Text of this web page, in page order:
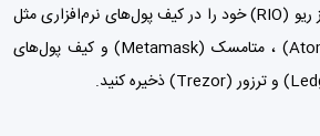
کنید. همچنین می‌توانید ارز ریو (RIO) خود را در کیف پول‌های نرم‌افزاری مثل
متامسک (Metamask) وکیف پول‌های